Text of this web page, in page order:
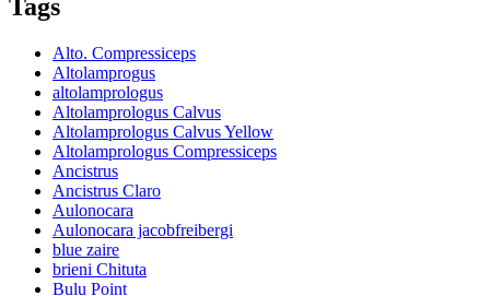
Tags
Alto. Compressiceps
Altolamprogus
altolamprologus
Altolamprologus Calvus
Altolamprologus Calvus Yellow
Altolamprologus Compressiceps
Ancistrus
Ancistrus Claro
Aulonocara
Aulonocara jacobfreibergi
blue zaire
brieni Chituta
Bulu Point